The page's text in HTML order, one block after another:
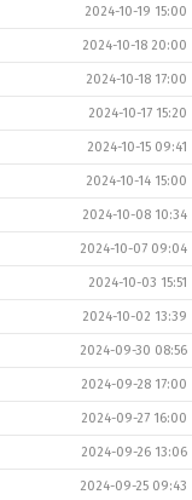
2024-10-19 15:00
2024-10-18 20:00
2024-10-18 17:00
2024-10-17 15:20
2024-10-15 09:41
2024-10-14 15:00
2024-10-08 10:34
2024-10-07 09:04
2024-10-03 15:51
2024-10-02 13:39
2024-09-30 08:56
2024-09-28 17:00
2024-09-27 16:00
2024-09-26 13:06
2024-09-25 09:43